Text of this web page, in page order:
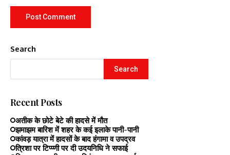
Search
Search
Recent Posts
अतीक के छोटे बेटे की हादसे में मौत
झमाझम बारिश में शहर के कई इलाके पानी-पानी
कांवड़ यात्रा में हादसों के बाद हंगामा व उपद्रव
त्रिशा पर टिप्प्णी पर दी उदयनिधि ने सफाई